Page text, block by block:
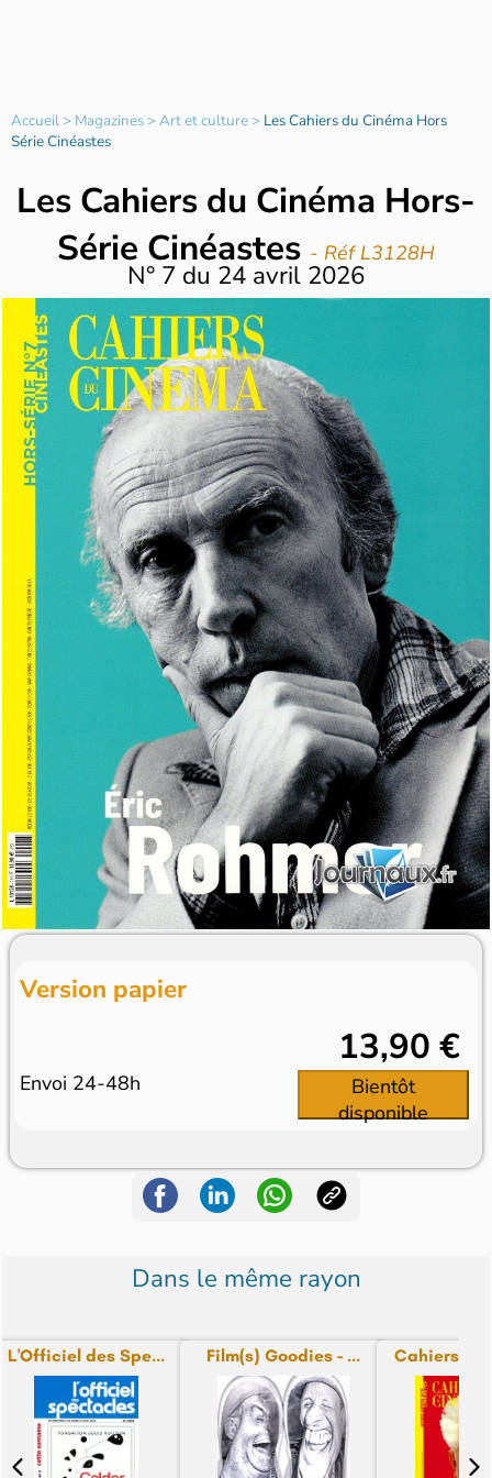
Accueil> Magazines>Art et culture> Les Cahiers du Cinéma Hors
Série Cinéastes
Les Cahiers du Cinéma Hors-
Série Cinéastes - Réf L3128H
N° 7 du 24 avril 2026
Version papier
Envoi 24-48h
13,90 €
Bientôt
disponible
Dans le même rayon
L'Officiel des Spe... Film(s) Goodies - ... Cahiers du